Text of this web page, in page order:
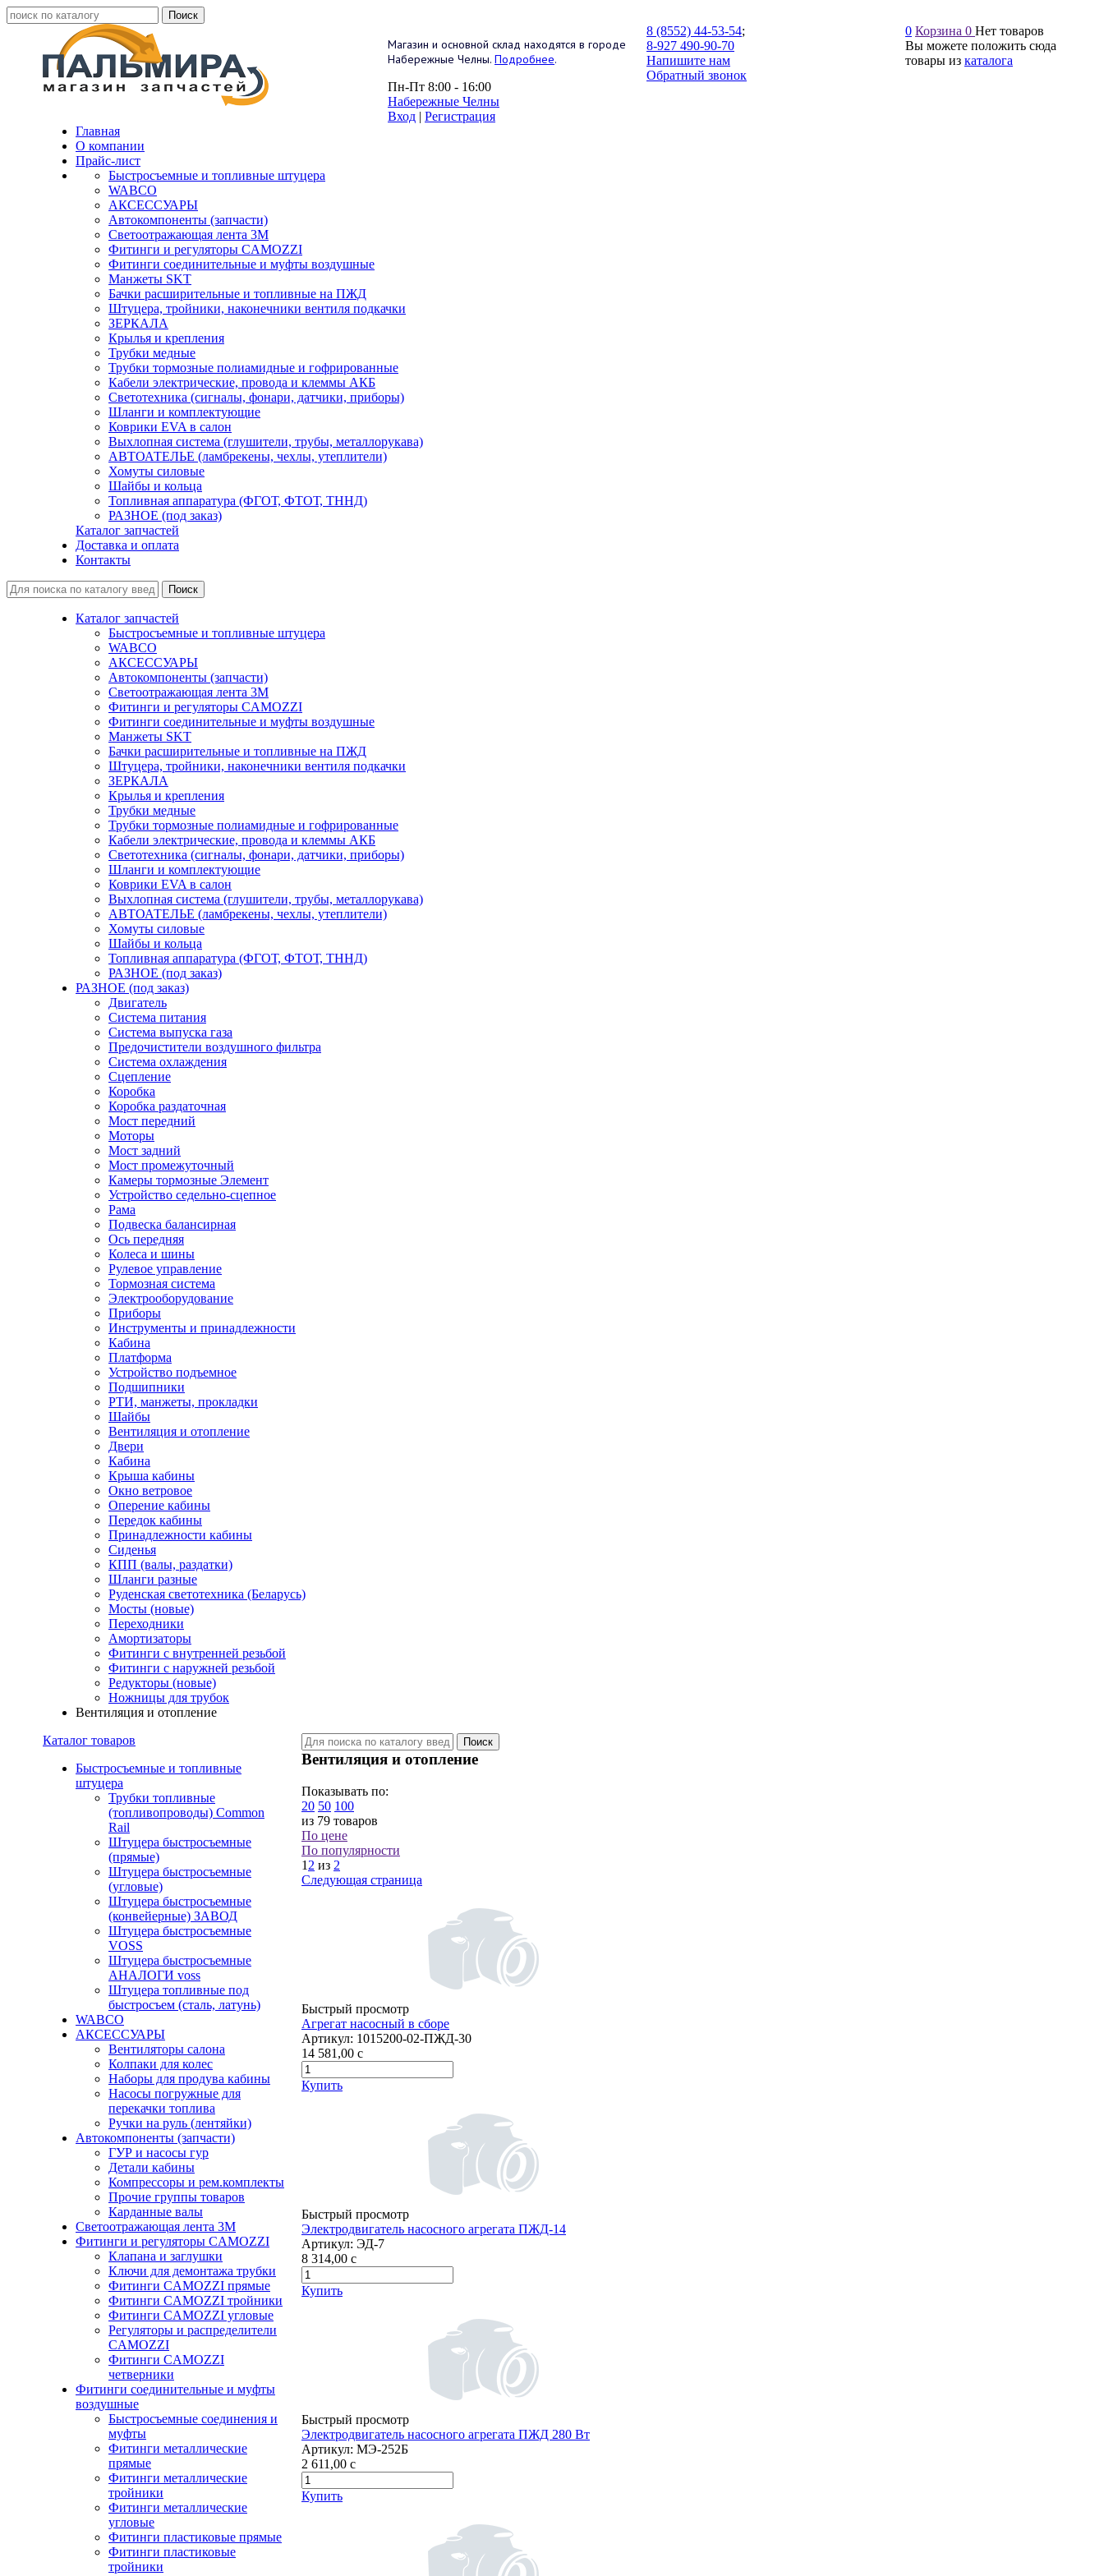
Магазин и основной склад находятся в городе
Набережные Челны. Подробнее.
Пн-Пт 8:00 - 16:00
Набережные Челны
Вход | Регистрация
8 (8552) 44-53-54;
8-927 490-90-70
Напишите нам
Обратный звонок
0 Корзина 0 Нет товаров
Вы можете положить сюда
товары из каталога
Главная
О компании
Прайс-лист
Быстросъемные и топливные штуцера
WABCO
АКСЕССУАРЫ
Автокомпоненты (запчасти)
Светоотражающая лента 3М
Фитинги и регуляторы CAMOZZI
Фитинги соединительные и муфты воздушные
Манжеты SKT
Бачки расширительные и топливные на ПЖД
Штуцера, тройники, наконечники вентиля подкачки
ЗЕРКАЛА
Крылья и крепления
Трубки медные
Трубки тормозные полиамидные и гофрированные
Кабели электрические, провода и клеммы АКБ
Светотехника (сигналы, фонари, датчики, приборы)
Шланги и комплектующие
Коврики EVA в салон
Выхлопная система (глушители, трубы, металлорукава)
АВТОАТЕЛЬЕ (ламбрекены, чехлы, утеплители)
Хомуты силовые
Шайбы и кольца
Топливная аппаратура (ФГОТ, ФТОТ, ТННД)
РАЗНОЕ (под заказ)
Каталог запчастей
Доставка и оплата
Контакты
Каталог запчастей
Быстросъемные и топливные штуцера
WABCO
АКСЕССУАРЫ
Автокомпоненты (запчасти)
Светоотражающая лента 3М
Фитинги и регуляторы CAMOZZI
Фитинги соединительные и муфты воздушные
Манжеты SKT
Бачки расширительные и топливные на ПЖД
Штуцера, тройники, наконечники вентиля подкачки
ЗЕРКАЛА
Крылья и крепления
Трубки медные
Трубки тормозные полиамидные и гофрированные
Кабели электрические, провода и клеммы АКБ
Светотехника (сигналы, фонари, датчики, приборы)
Шланги и комплектующие
Коврики EVA в салон
Выхлопная система (глушители, трубы, металлорукава)
АВТОАТЕЛЬЕ (ламбрекены, чехлы, утеплители)
Хомуты силовые
Шайбы и кольца
Топливная аппаратура (ФГОТ, ФТОТ, ТННД)
РАЗНОЕ (под заказ)
РАЗНОЕ (под заказ)
Двигатель
Система питания
Система выпуска газа
Предочистители воздушного фильтра
Система охлаждения
Сцепление
Коробка
Коробка раздаточная
Мост передний
Моторы
Мост задний
Мост промежуточный
Камеры тормозные Элемент
Устройство седельно-сцепное
Рама
Подвеска балансирная
Ось передняя
Колеса и шины
Рулевое управление
Тормозная система
Электрооборудование
Приборы
Инструменты и принадлежности
Кабина
Платформа
Устройство подъемное
Подшипники
РТИ, манжеты, прокладки
Шайбы
Вентиляция и отопление
Двери
Кабина
Крыша кабины
Окно ветровое
Оперение кабины
Передок кабины
Принадлежности кабины
Сиденья
КПП (валы, раздатки)
Шланги разные
Руденская светотехника (Беларусь)
Мосты (новые)
Переходники
Амортизаторы
Фитинги с внутренней резьбой
Фитинги с наружней резьбой
Редукторы (новые)
Ножницы для трубок
Вентиляция и отопление
Каталог товаров
Быстросъемные и топливные
штуцера
Трубки топливные
(топливопроводы) Common
Rail
Штуцера быстросъемные
(прямые)
Штуцера быстросъемные
(угловые)
Штуцера быстросъемные
(конвейерные) ЗАВОД
Штуцера быстросъемные
VOSS
Штуцера быстросъемные
АНАЛОГИ voss
Штуцера топливные под
быстросъем (сталь, латунь)
WABCO
АКСЕССУАРЫ
Вентиляторы салона
Колпаки для колес
Наборы для продува кабины
Насосы погружные для
перекачки топлива
Ручки на руль (лентяйки)
Автокомпоненты (запчасти)
ГУР и насосы гур
Детали кабины
Компрессоры и рем.комплекты
Прочие группы товаров
Карданные валы
Светоотражающая лента 3М
Фитинги и регуляторы CAMOZZI
Клапана и заглушки
Ключи для демонтажа трубки
Фитинги CAMOZZI прямые
Фитинги CAMOZZI тройники
Фитинги CAMOZZI угловые
Регуляторы и распределители
CAMOZZI
Фитинги CAMOZZI
четверники
Фитинги соединительные и муфты
воздушные
Быстросъемные соединения и
муфты
Фитинги металлические
прямые
Фитинги металлические
тройники
Фитинги металлические
угловые
Фитинги пластиковые прямые
Фитинги пластиковые
тройники
Вентиляция и отопление
Показывать по:
20 50 100
из 79 товаров
По цене
По популярности
1 2 из 2
Следующая страница
Быстрый просмотр
Агрегат насосный в сборе
Артикул: 1015200-02-ПЖД-30
14 581,00 c
Купить
Быстрый просмотр
Электродвигатель насосного агрегата ПЖД-14
Артикул: ЭД-7
8 314,00 c
Купить
Быстрый просмотр
Электродвигатель насосного агрегата ПЖД 280 Вт
Артикул: МЭ-252Б
2 611,00 c
Купить